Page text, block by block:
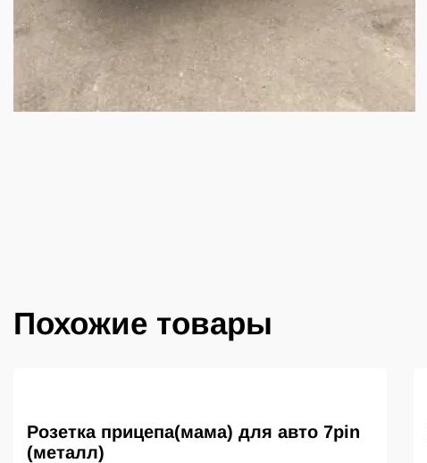
Похожие товары
Розетка прицепа(мама) для авто 7pin
(металл)